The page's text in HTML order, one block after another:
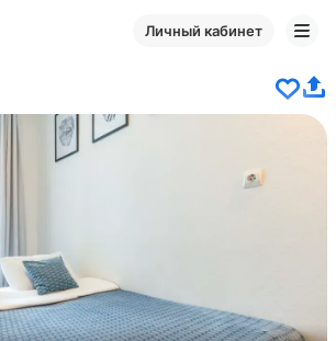
Личный кабинет